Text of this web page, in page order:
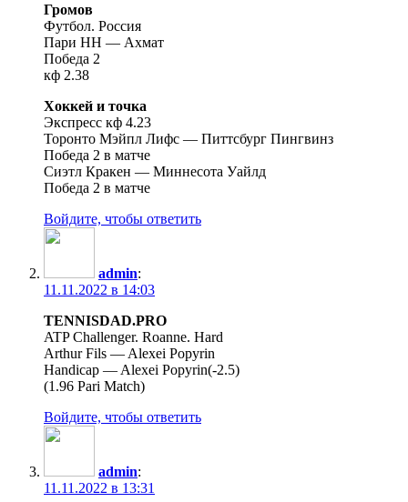
Громов
Футбол. Россия
Пари НН — Ахмат
Победа 2
кф 2.38
Хоккей и точка
Экспресс кф 4.23
Торонто Мэйпл Лифс — Питтсбург Пингвинз
Победа 2 в матче
Сиэтл Кракен — Миннесота Уайлд
Победа 2 в матче
Войдите, чтобы ответить
admin:
11.11.2022 в 14:03
TENNISDAD.PRO
ATP Challenger. Roanne. Hard
Arthur Fils — Alexei Popyrin
Handicap — Alexei Popyrin(-2.5)
(1.96 Pari Match)
Войдите, чтобы ответить
admin:
11.11.2022 в 13:31